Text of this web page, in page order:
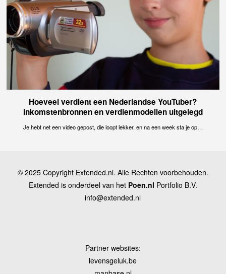
Hoeveel verdient een Nederlandse YouTuber?
Inkomstenbronnen en verdienmodellen uitgelegd
Je hebt net een video gepost, die loopt lekker, en na een week sta je op…
© 2025 Copyright Extended.nl. Alle Rechten voorbehouden.
Extended is onderdeel van het Poen.nl Portfolio B.V.
info@extended.nl
Partner websites:
levensgeluk.be